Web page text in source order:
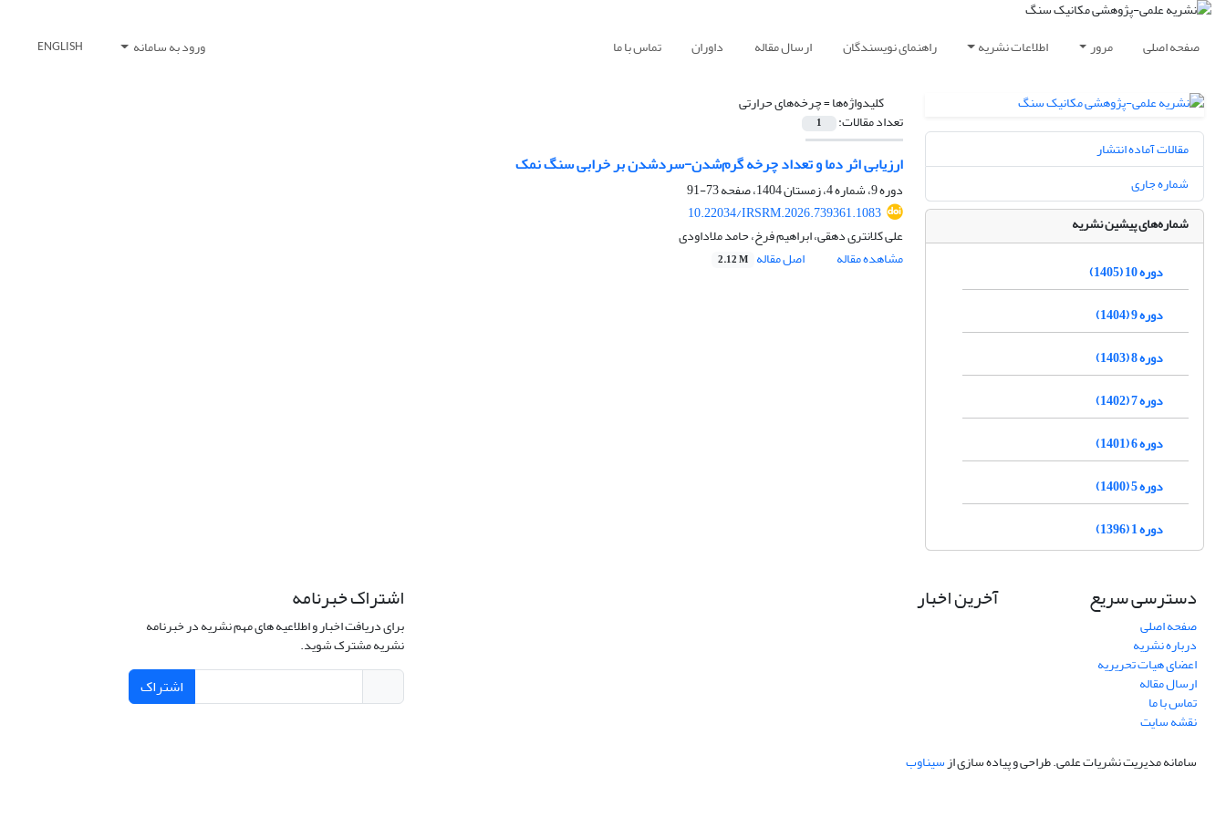
صفحه اصلی مرور اطلاعات نشریه راهنمای نویسندگان ارسال مقاله داوران تماس با ما ورود به سامانه ENGLISH
کلیدواژه‌ها =چرخه‌های حرارتی
تعداد مقالات: 1
ارزیابی اثر دما و تعداد چرخه گرم‌شدن-سرد‌شدن بر خرابی سنگ نمک
دوره 9، شماره 4، زمستان 1404، صفحه
73-91
10.22034/IRSRM.2026.739361.1083
علی کلانتری دهقی، ابراهیم فرخ، حامد ملاداودی
مشاهده مقاله
اصل مقاله 2.12 M
مقالات آماده انتشار
شماره جاری
شماره‌های پیشین نشریه
دوره 10 (1405)
دوره 9 (1404)
دوره 8 (1403)
دوره 7 (1402)
دوره 6 (1401)
دوره 5 (1400)
دوره 1 (1396)
دسترسی سریع
صفحه اصلی
درباره نشریه
اعضای هیات تحریریه
ارسال مقاله
تماس با ما
نقشه سایت
آخرین اخبار اشتراک خبرنامه
برای دریافت اخبار و اطلاعیه های مهم نشریه در خبرنامه
نشریه مشترک شوید.
اشتراک
سامانه مدیریت نشریات علمی.طراحی و پیاده سازی ازسیناوب